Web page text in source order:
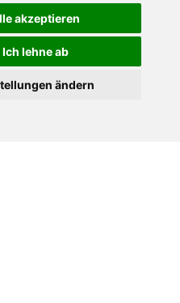
akzeptieren
Ich lehne ab
ändern
pro Nacht